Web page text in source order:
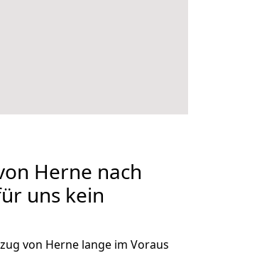
Herne nach
uns kein
von Herne lange im Voraus